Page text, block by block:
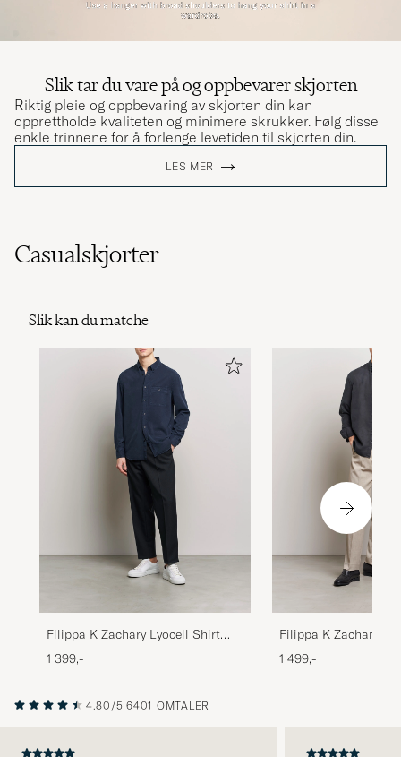
Slik tar du vare på og oppbevarer skjorten
Riktig pleie og oppbevaring av skjorten din kan
opprettholde kvaliteten og minimere skrukker. Følg disse
enkle trinnene for å forlenge levetiden til skjorten din.
LES MER
Casualskjorter
Slik kan du matche
Filippa K Zachary Lyocell Shirt
Navy
1 399,-
Filippa K Zachary
Almost Black
1 499,-
4.80/5 6401 OMTALER